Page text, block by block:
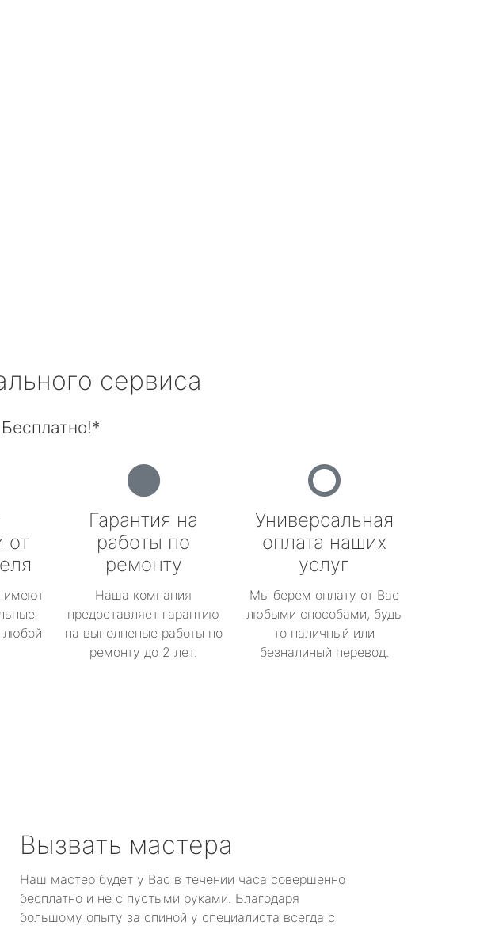
сервиса
от
имеют
любой
Гарантия на
работы по
ремонту
Наша компания
предоставляет гарантию
на выполненые работы по
ремонту до 2 лет.
Универсальная
оплата наших
услуг
Мы берем оплату от Вас
любыми способами, будь
то наличный или
безналиный перевод.
Вызвать мастера
Наш мастер будет у Вас в течении часа совершенно
бесплатно и не с пустыми руками. Благодаря
большому опыту за спиной у специалиста всегда с